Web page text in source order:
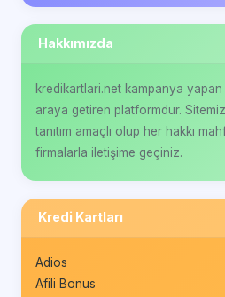
Hakkımızda
kredikartlari.net kampanya
araya getiren platformdur.
tanıtım amaçlı olup her hakkı
firmalarla iletişime geçiniz.
Kredi Kartları
Adios
Afili Bonus